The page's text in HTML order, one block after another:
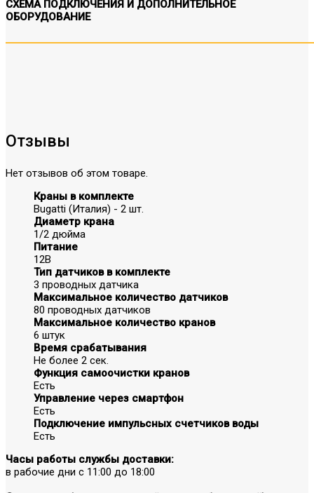
СХЕМА ПОДКЛЮЧЕНИЯ И ДОПОЛНИТЕЛЬНОЕ
ОБОРУДОВАНИЕ
Отзывы
Нет отзывов об этом товаре.
Краны в комплекте
Bugatti (Италия) - 2 шт.
Диаметр крана
1/2 дюйма
Питание
12В
Тип датчиков в комплекте
3 проводных датчика
Максимальное количество датчиков
80 проводных датчиков
Максимальное количество кранов
6 штук
Время срабатывания
Не более 2 сек.
Функция самоочистки кранов
Есть
Управление через смартфон
Есть
Подключение импульсных счетчиков воды
Есть
Часы работы службы доставки:
в рабочие дни с 11:00 до 18:00